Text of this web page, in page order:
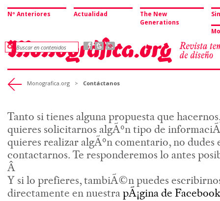
Nº Anteriores Actualidad
The New
Generations
Monografica.org > Contáctanos
Tanto si tienes alguna propuesta que
quieres solicitarnos algÃºn tipo de
quieres realizar algÃºn comentario, no dudes
contactarnos. Te responderemos lo antes
Â
Y si lo prefieres, tambiÃ©n puedes
directamente en nuestrapÃ¡gina de Facebook